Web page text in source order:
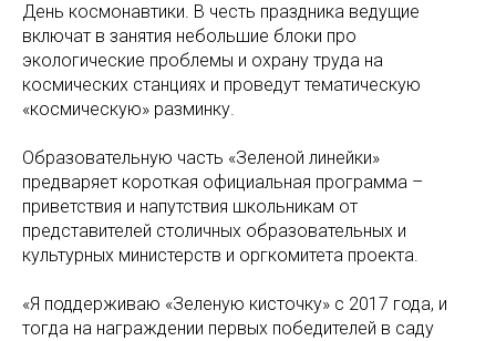
День космонавтики. В честь праздника ведущие
включат в занятия небольшие блоки про
экологические проблемы и охрану труда на
космических станциях и проведут тематическую
«космическую» разминку.
Образовательную часть «Зеленой линейки»
предваряет короткая официальная программа –
приветствия и напутствия школьникам от
представителей столичных образовательных и
культурных министерств и оргкомитета проекта.
«Я поддерживаю «Зеленую кисточку» с 2017 года, и
тогда на награждении первых победителей в саду